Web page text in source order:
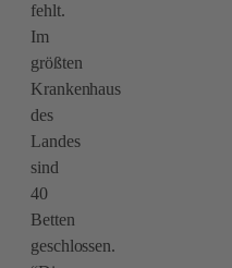
fehlt.
Im
größten
Krankenhaus
des
Landes
sind
40
Betten
geschlossen.